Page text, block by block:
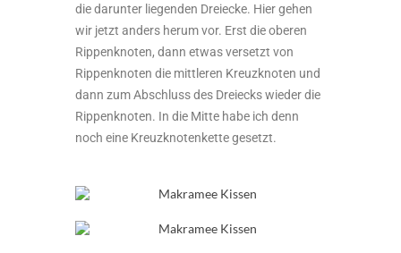
die darunter liegenden Dreiecke. Hier gehen
wir jetzt anders herum vor. Erst die oberen
Rippenknoten, dann etwas versetzt von
Rippenknoten die mittleren Kreuzknoten und
dann zum Abschluss des Dreiecks wieder die
Rippenknoten. In die Mitte habe ich denn
noch eine Kreuzknotenkette gesetzt.